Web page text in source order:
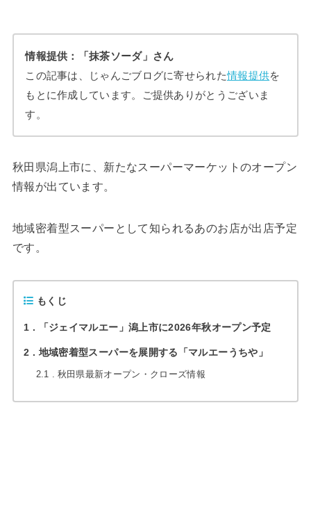
情報提供：「抹茶ソーダ」さん
この記事は、じゃんごブログに寄せられた情報提供を
もとに作成しています。ご提供ありがとうございま
す。
秋田県潟上市に、新たなスーパーマーケットのオープン
情報が出ています。
地域密着型スーパーとして知られるあのお店が出店予定
です。
もくじ
1 「ジェイマルエー」潟上市に2026年秋オープン予定
2 地域密着型スーパーを展開する「マルエーうちや」
2.1 秋田県最新オープン・クローズ情報